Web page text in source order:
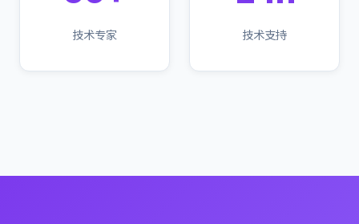
技术专家 技术支持